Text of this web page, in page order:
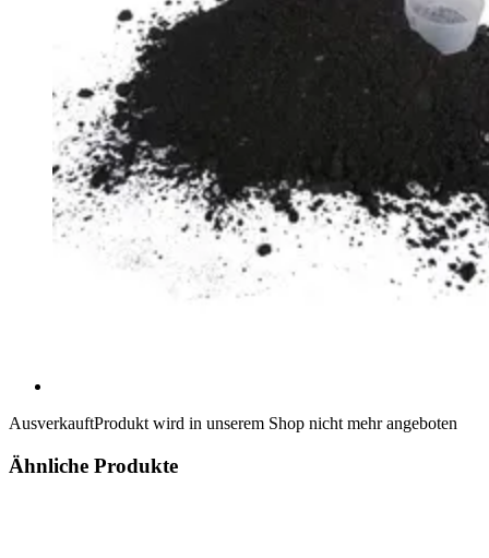
AusverkauftProdukt wird in unserem Shop nicht mehr angeboten
Ähnliche Produkte